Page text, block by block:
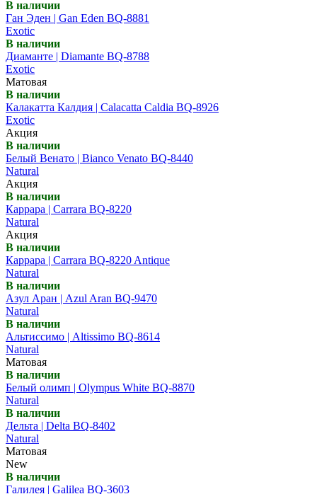
В наличии
Ган Эден | Gan Eden BQ-8881
Exotic
В наличии
Диаманте | Diamante BQ-8788
Exotic
Матовая
В наличии
Калакатта Калдия | Calacatta Caldia BQ-8926
Exotic
Акция
В наличии
Белый Венато | Bianco Venato BQ-8440
Natural
Акция
В наличии
Каррара | Carrara BQ-8220
Natural
Акция
В наличии
Каррара | Carrara BQ-8220 Antique
Natural
В наличии
Азул Аран | Azul Aran BQ-9470
Natural
В наличии
Альтиссимо | Altissimo BQ-8614
Natural
Матовая
В наличии
Белый олимп | Olympus White BQ-8870
Natural
В наличии
Дельта | Delta BQ-8402
Natural
Матовая
New
В наличии
Галилея | Galilea BQ-3603